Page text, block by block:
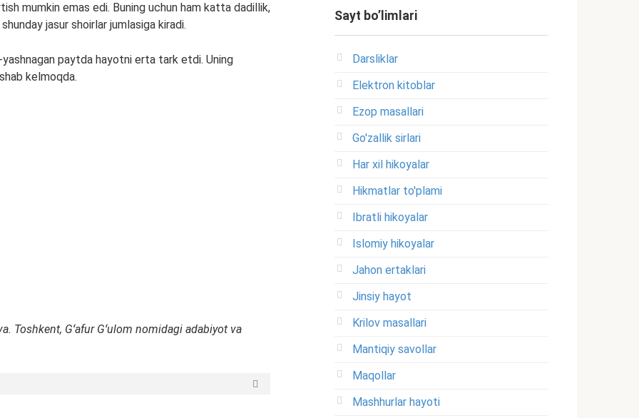
mumkin emas edi. Buning uchun ham katta dadillik,
jasur shoirlar jumlasiga kiradi.
paytda hayotni erta tark etdi. Uning
kelmoqda.
Toshkent, Gʻafur Gʻulom nomidagi adabiyot va
Sayt bo’limlari
Darsliklar
Elektron kitoblar
Ezop masallari
Go'zallik sirlari
Har xil hikoyalar
Hikmatlar to'plami
Ibratli hikoyalar
Islomiy hikoyalar
Jahon ertaklari
Jinsiy hayot
Krilov masallari
Mantiqiy savollar
Maqollar
Mashhurlar hayoti